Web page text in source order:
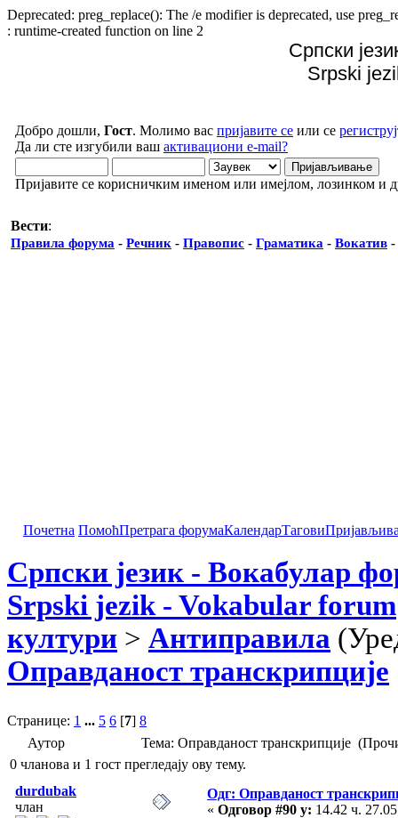
Deprecated: preg_replace(): The /e modifier is deprecated, use
: runtime-created function on line 2
Српски
Srpski
Добро дошли, Гост. Молимо вас пријавите се или се
Да ли сте изгубили ваш активациони e-mail?
Пријавите се корисничким именом или имејлом, лозинком и
Вести:
Правила форума - Речник - Правопис - Граматика - Вокатив -
Почетна ПомоћПретрага форумаКалендарТагови
Српски језик - Вокабулар
Srpski jezik - Vokabular forum
култури > Антиправила
Оправданост транскрипције
Странице: 1 ... 5 6 [7] 8
Аутор
Тема: Оправданост транскрипције
0 чланова и 1 гост прегледају ову тему.
durdubak
члан
Одг: Оправданост
« Одговор #90 у: 14.42 ч.